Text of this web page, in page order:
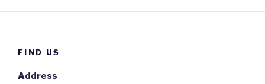
FIND US
Address